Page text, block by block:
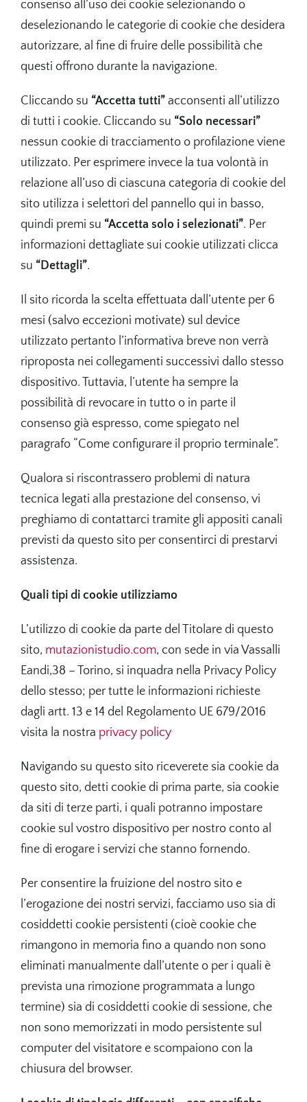
consenso all’uso dei cookie selezionando o
deselezionando le categorie di cookie che desidera
autorizzare, al fine di fruire delle possibilità che
questi offrono durante la navigazione.
Cliccando su “Accetta tutti” acconsenti all’utilizzo
di tutti i cookie. Cliccando su “Solo necessari”
nessun cookie di tracciamento o profilazione viene
utilizzato. Per esprimere invece la tua volontà in
relazione all’uso di ciascuna categoria di cookie del
sito utilizza i selettori del pannello qui in basso,
quindi premi su “Accetta solo i selezionati”. Per
informazioni dettagliate sui cookie utilizzati clicca
su “Dettagli”.
Il sito ricorda la scelta effettuata dall’utente per 6
mesi (salvo eccezioni motivate) sul device
utilizzato pertanto l’informativa breve non verrà
riproposta nei collegamenti successivi dallo stesso
dispositivo. Tuttavia, l’utente ha sempre la
possibilità di revocare in tutto o in parte il
consenso già espresso, come spiegato nel
paragrafo “Come configurare il proprio terminale”.
Qualora si riscontrassero problemi di natura
tecnica legati alla prestazione del consenso, vi
preghiamo di contattarci tramite gli appositi canali
previsti da questo sito per consentirci di prestarvi
assistenza.
Quali tipi di cookie utilizziamo
L’utilizzo di cookie da parte del Titolare di questo
sito, mutazionistudio.com, con sede in via Vassalli
Eandi,38 – Torino, si inquadra nella Privacy Policy
dello stesso; per tutte le informazioni richieste
dagli artt. 13 e 14 del Regolamento UE 679/2016
visita la nostra privacy policy
Navigando su questo sito riceverete sia cookie da
questo sito, detti cookie di prima parte, sia cookie
da siti di terze parti, i quali potranno impostare
cookie sul vostro dispositivo per nostro conto al
fine di erogare i servizi che stanno fornendo.
Per consentire la fruizione del nostro sito e
l’erogazione dei nostri servizi, facciamo uso sia di
cosiddetti cookie persistenti (cioè cookie che
rimangono in memoria fino a quando non sono
eliminati manualmente dall’utente o per i quali è
prevista una rimozione programmata a lungo
termine) sia di cosiddetti cookie di sessione, che
non sono memorizzati in modo persistente sul
computer del visitatore e scompaiono con la
chiusura del browser.